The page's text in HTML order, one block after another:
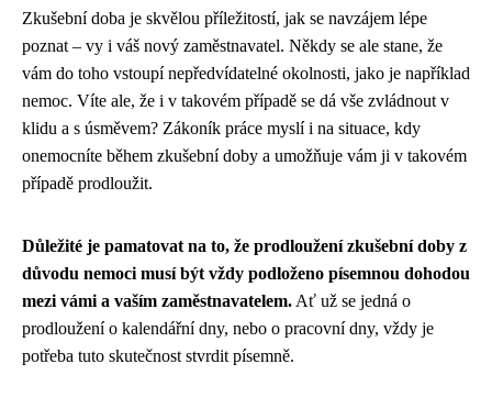
Zkušební doba je skvělou příležitostí, jak se navzájem lépe
poznat – vy i váš nový zaměstnavatel. Někdy se ale stane, že
vám do toho vstoupí nepředvídatelné okolnosti, jako je například
nemoc. Víte ale, že i v takovém případě se dá vše zvládnout v
klidu a s úsměvem? Zákoník práce myslí i na situace, kdy
onemocníte během zkušební doby a umožňuje vám ji v takovém
případě prodloužit.
Důležité je pamatovat na to, že prodloužení zkušební doby z
důvodu nemoci musí být vždy podloženo písemnou dohodou
mezi vámi a vaším zaměstnavatelem. Ať už se jedná o
prodloužení o kalendářní dny, nebo o pracovní dny, vždy je
potřeba tuto skutečnost stvrdit písemně.